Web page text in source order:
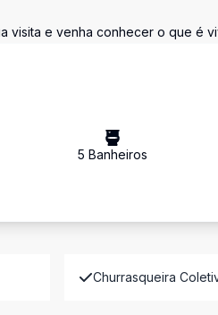
visita e venha conhecer o que é
5 Banheiros
Churrasqueira